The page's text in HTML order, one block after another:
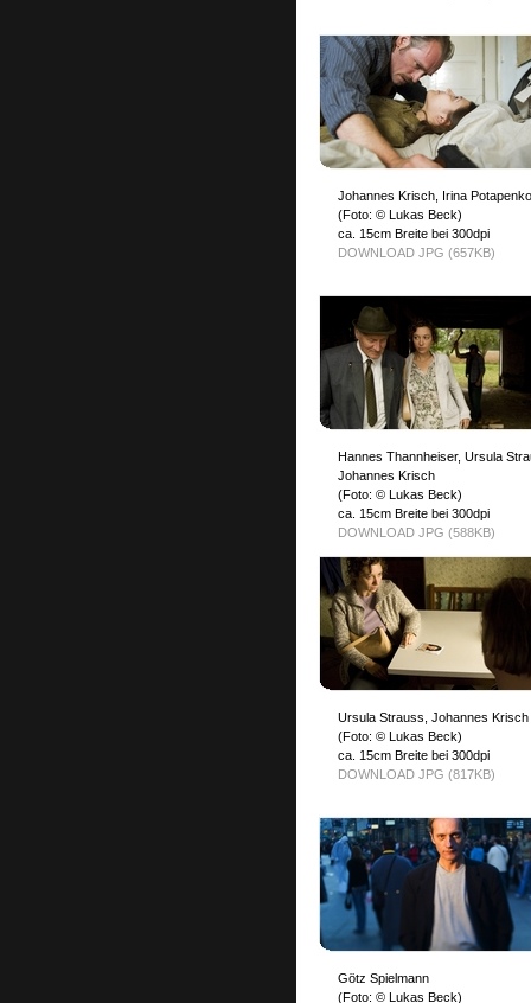
Johannes Krisch, Irina Potapenko
(Foto: © Lukas Beck)
ca. 15cm Breite bei 300dpi
DOWNLOAD JPG (657KB)
Hannes Thannheiser, Ursula
Johannes Krisch
(Foto: © Lukas Beck)
ca. 15cm Breite bei 300dpi
DOWNLOAD JPG (588KB)
Ursula Strauss, Johannes Krisch
(Foto: © Lukas Beck)
ca. 15cm Breite bei 300dpi
DOWNLOAD JPG (817KB)
Götz Spielmann
(Foto: © Lukas Beck)